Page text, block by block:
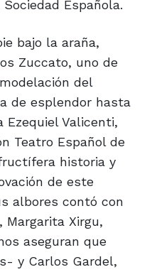
Española.
bajo la araña,
Zuccato, uno de
del
de esplendor hasta
Ezequiel Valicenti,
Teatro Español de
historia y
de este
albores contó con
Xirgu,
aseguran que
y Carlos Gardel,